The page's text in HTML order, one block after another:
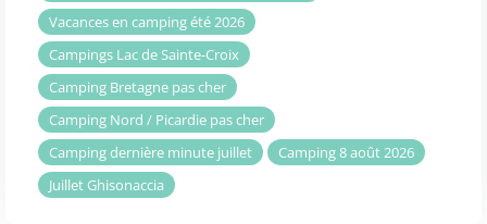
Vacances en camping été 2026
Campings Lac de Sainte-Croix
Camping Bretagne pas cher
Camping Nord / Picardie pas cher
Camping dernière minute juillet
Camping 8 août 2026
Juillet Ghisonaccia